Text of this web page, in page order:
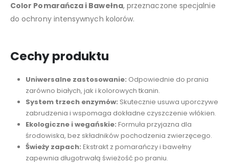
Color Pomarańcza i Bawełna, przeznaczone specjalnie
do ochrony intensywnych kolorów.
Cechy produktu
Uniwersalne zastosowanie: Odpowiednie do prania
zarówno białych, jak i kolorowych tkanin.
System trzech enzymów: Skutecznie usuwa uporczywe
zabrudzenia i wspomaga dokładne czyszczenie włókien.
Ekologiczne i wegańskie: Formuła przyjazna dla
środowiska, bez składników pochodzenia zwierzęcego.
Świeży zapach: Ekstrakt z pomarańczy i bawełny
zapewnia długotrwałą świeżość po praniu.